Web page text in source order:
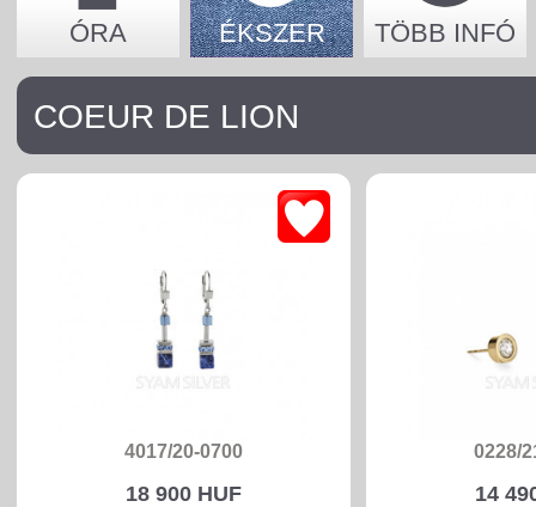
ÓRA ÉKSZER TÖBB INFÓ
COEUR DE LION
4017/20-0700
18 900 HUF
0228/
14